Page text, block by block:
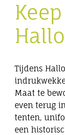
Winkels
Bedrijven
Tijdens
Maat te
even terug
tenten,
een